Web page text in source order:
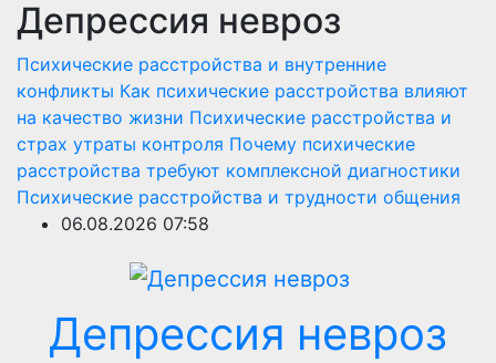
Перейти
содержимому
Депрессия невроз
Психические расстройства и внутренние
конфликты Как психические расстройства влияют
на качество жизни Психические расстройства и
страх утраты контроля Почему психические
расстройства требуют комплексной диагностики
Психические расстройства и трудности общения
06.08.2026 07:58
Депрессия невроз